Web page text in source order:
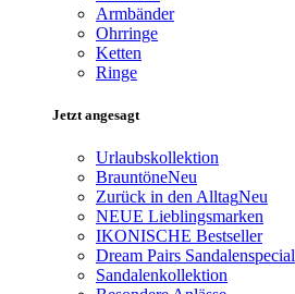
Armbänder
Ohrringe
Ketten
Ringe
Jetzt angesagt
Urlaubskollektion
BrauntöneNeu
Zurück in den AlltagNeu
NEUE Lieblingsmarken
IKONISCHE Bestseller
Dream Pairs Sandalenspecial
Sandalenkollektion